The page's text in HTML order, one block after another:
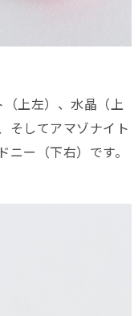
上左）、水晶（上
そしてアマゾナイト
ニー（下右）です。